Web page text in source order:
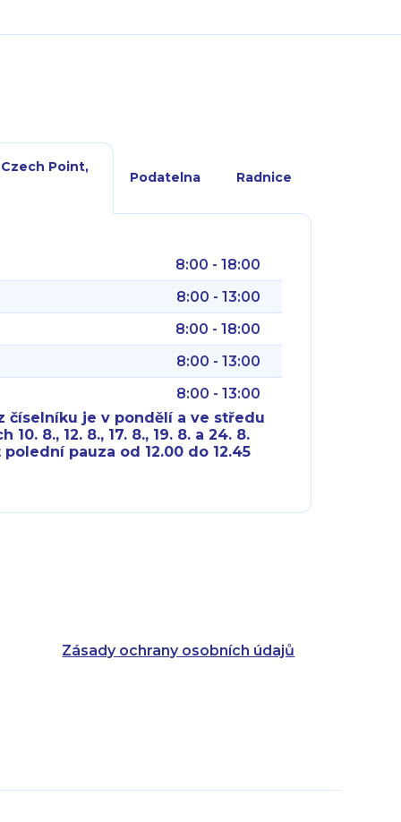
Zásady ochrany osobních údajů
Point,
Podatelna Radnice
8:00 - 18:00
8:00 - 13:00
8:00 - 18:00
8:00 - 13:00
8:00 - 13:00
číselníku je v pondělí a ve středu
10. 8., 12. 8., 17. 8., 19. 8. a 24. 8.
pauza od 12.00 do 12.45
8:00 - 14:30